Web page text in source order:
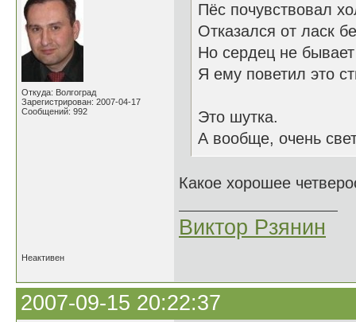
Откуда: Волгоград
Зарегистрирован: 2007-04-17
Сообщений: 992
Пёс почувствовал
Отказался от ласк
Но сердец не
Я ему поветил это
Это шутка.
А вообще, очень
Какое хорошее
Виктор Рзянин
Неактивен
2007-09-15 20:22:37